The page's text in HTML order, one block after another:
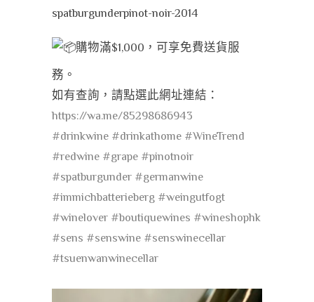
spatburgunderpinot-noir-2014
購物滿$1,000，可享免費送貨服
務。
如有查詢，請點選此網址連結：
https://wa.me/85298686943
#drinkwine #drinkathome #WineTrend
#redwine #grape #pinotnoir
#spatburgunder #germanwine
#immichbatterieberg #weingutfogt
#winelover #boutiquewines #wineshophk
#sens #senswine #senswinecellar
#tsuenwanwinecellar